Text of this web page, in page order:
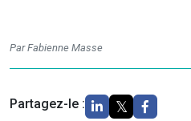
Par Fabienne Masse
Partagez-le :